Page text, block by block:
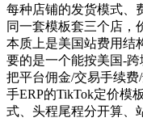
每种店铺的发货模式、
同一套模板套三个店，
本质上是美国站费用结
要的是一个能按美国-跨
把平台佣金/交易手续
手ERP的TikTok定价模
式、头程尾程分开算、